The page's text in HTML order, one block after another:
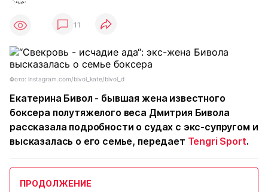
11
Фото: instagram.com/bivol_kate/bivol_d
Екатерина Бивол - бывшая жена известного
боксера полутяжелого веса Дмитрия Бивола
рассказала подробности о судах с экс-супругом и
высказалась о его семье, передает Tengri Sport.
ПРОДОЛЖЕНИЕ